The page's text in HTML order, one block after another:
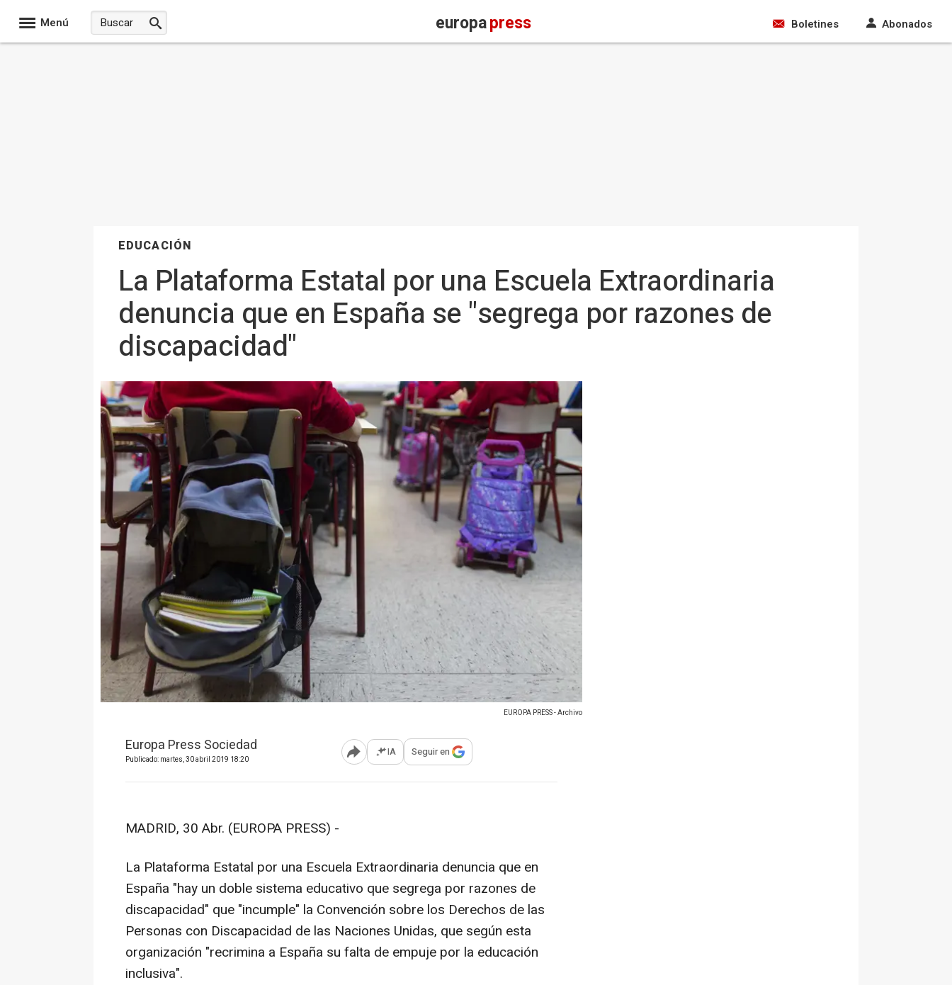
Menú europapress Boletines Abonados
EDUCACIÓN
La Plataforma Estatal por una Escuela Extraordinaria
denuncia que en España se "segrega por razones de
discapacidad"
EUROPA PRESS - Archivo
Europa Press Sociedad
Publicado: martes, 30 abril 2019 18:20 Abrir opciones para compartir
IA Seguir en
MADRID, 30 Abr. (EUROPA PRESS) -
La Plataforma Estatal por una Escuela Extraordinaria denuncia que en
España "hay un doble sistema educativo que segrega por razones de
discapacidad" que "incumple" la Convención sobre los Derechos de las
Personas con Discapacidad de las Naciones Unidas, que según esta
organización "recrimina a España su falta de empuje por la educación
inclusiva".